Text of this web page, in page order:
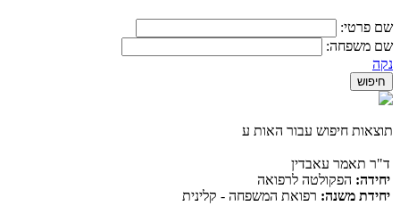
שם פרטי:
שם משפחה:
נקה
תוצאות חיפוש עבור האות ע
ד"ר תאמר עאבדין
יחידה: הפקולטה לרפואה
יחידת משנה: רפואת המשפחה - קלינית